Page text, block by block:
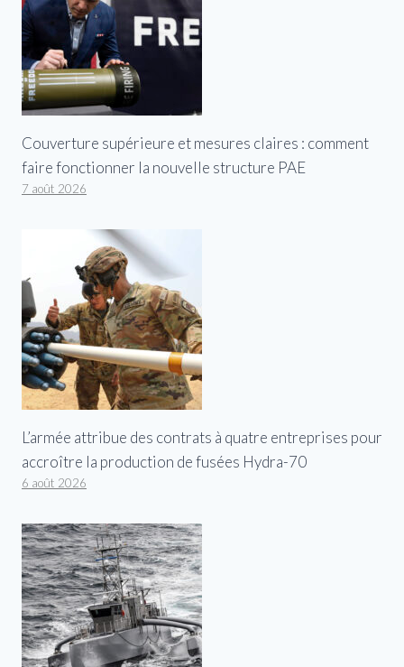
Couverture supérieure et mesures claires : comment
faire fonctionner la nouvelle structure PAE
7 août 2026
L’armée attribue des contrats à quatre entreprises pour
accroître la production de fusées Hydra-70
6 août 2026